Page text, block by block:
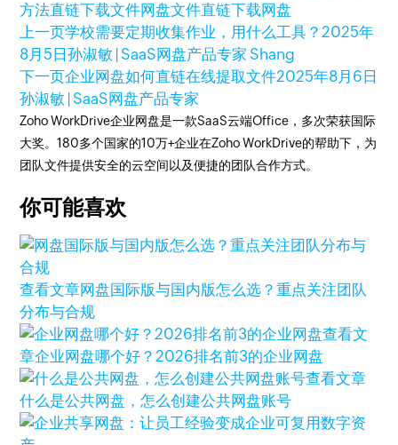
方法直链下载文件网盘文件直链下载网盘
上一页学校需要定期收集作业，用什么工具？2025年
8月5日孙淑敏 | SaaS网盘产品专家 Shang
下一页企业网盘如何直链在线提取文件2025年8月6日
孙淑敏 | SaaS网盘产品专家
Zoho WorkDrive企业网盘是一款SaaS云端Office，多次荣获国际
大奖。180多个国家的10万+企业在Zoho WorkDrive的帮助下，为
团队文件提供安全的云空间以及便捷的团队合作方式。
你可能喜欢
查看文章网盘国际版与国内版怎么选？重点关注团队
分布与合规
查看文
章企业网盘哪个好？2026排名前3的企业网盘
查看文章
什么是公共网盘，怎么创建公共网盘账号